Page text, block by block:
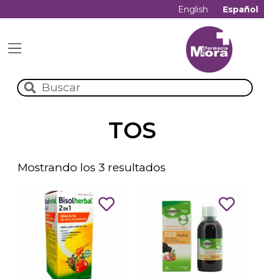
English Español
TOS
Mostrando los 3 resultados